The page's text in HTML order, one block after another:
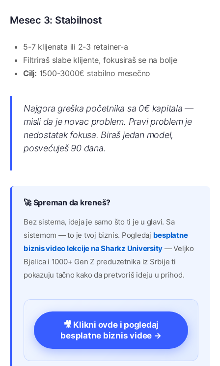
Mesec 3: Stabilnost
5-7 klijenata ili 2-3 retainer-a
Filtriraš slabe klijente, fokusiraš se na bolje
Cilj: 1500-3000€ stabilno mesečno
Najgora greška početnika sa 0€ kapitala —
misli da je novac problem. Pravi problem je
nedostatak fokusa. Biraš jedan model,
posvećuješ 90 dana.
🚀 Spreman da kreneš?
Bez sistema, ideja je samo što ti je u glavi. Sa
sistemom — to je tvoj biznis. Pogledaj besplatne
biznis video lekcije na Sharkz University — Veljko
Bjelica i 1000+ Gen Z preduzetnika iz Srbije ti
pokazuju tačno kako da pretvoriš ideju u prihod.
🎥 Klikni ovde i pogledaj
besplatne biznis videe →